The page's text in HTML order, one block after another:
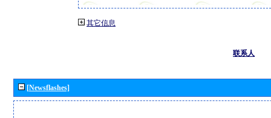
其它信息
联系人
[Newsflashes]